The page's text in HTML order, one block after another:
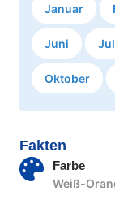
Januar
Juni
Oktober
Fakten
Farbe
Weiß-